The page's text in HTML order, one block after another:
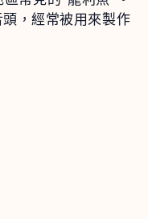
，經常被用來製作